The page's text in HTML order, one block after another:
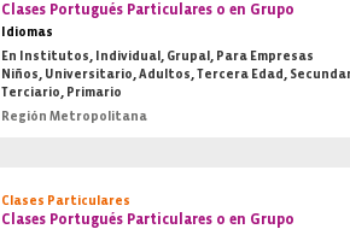
Clases Portugués Particulares o en Grupo
Idiomas
En Institutos, Individual, Grupal, Para Empresas
Niños, Universitario, Adultos, Tercera Edad,
Terciario, Primario
Región Metropolitana
Clases Particulares
Clases Portugués Particulares o en Grupo